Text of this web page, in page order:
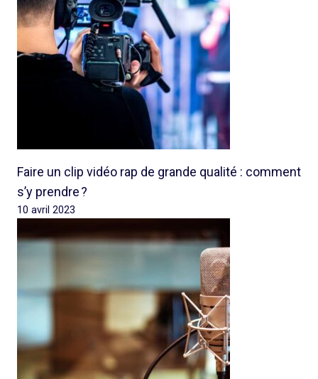
Faire un clip vidéo rap de grande qualité : comment
s’y prendre ?
10 avril 2023